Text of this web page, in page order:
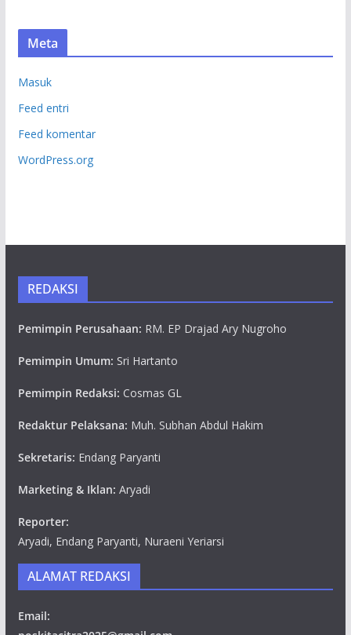
Meta
Masuk
Feed entri
Feed komentar
WordPress.org
REDAKSI
Pemimpin Perusahaan: RM. EP Drajad Ary Nugroho
Pemimpin Umum: Sri Hartanto
Pemimpin Redaksi: Cosmas GL
Redaktur Pelaksana: Muh. Subhan Abdul Hakim
Sekretaris: Endang Paryanti
Marketing & Iklan: Aryadi
Reporter:
Aryadi, Endang Paryanti, Nuraeni Yeriarsi
ALAMAT REDAKSI
Email: